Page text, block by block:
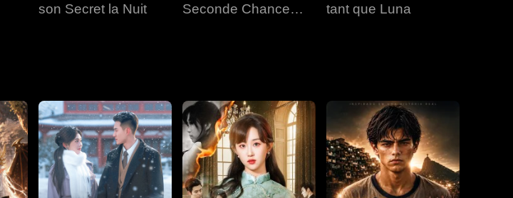
son Secret la Nuit
Seconde Chance
tant que Luna